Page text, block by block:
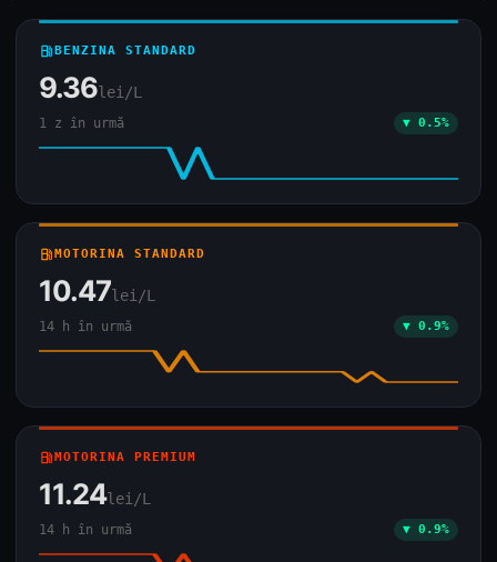
local_gas_stationBENZINA STANDARD
9.36lei/L
1 z în urmă ▼ 0.5%
local_gas_stationMOTORINA STANDARD
10.47lei/L
14 h în urmă ▼ 0.9%
local_gas_stationMOTORINA PREMIUM
11.24lei/L
14 h în urmă ▼ 0.9%